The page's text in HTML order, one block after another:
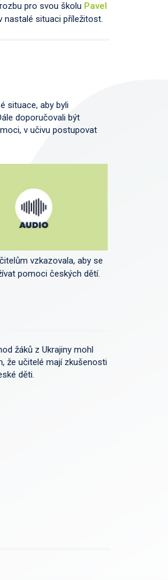
pro svou školu Pavel
nastalé situaci příležitost.
situace, aby byli
doporučovali být
v učivu postupovat
vzkazovala, aby se
pomoci českých dětí.
žáků z Ukrajiny mohl
že učitelé mají zkušenosti
děti.